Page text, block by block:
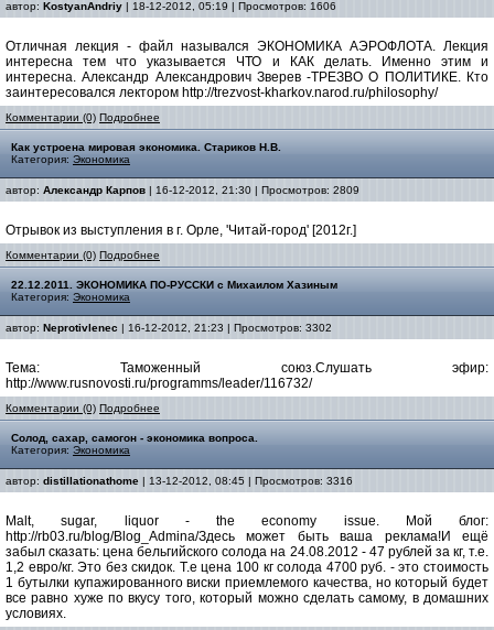
автор: KostyanAndriy | 18-12-2012, 05:19 | Просмотров: 1606
Отличная лекция - файл назывался ЭКОНОМИКА АЭРОФЛОТА. Лекция
интересна тем что указывается ЧТО и КАК делать. Именно этим и
интересна. Александр Александрович Зверев -ТРЕЗВО О ПОЛИТИКЕ. Кто
заинтересовался лектором http://trezvost-kharkov.narod.ru/philosophy/
Комментарии (0) Подробнее
Как устроена мировая экономика. Стариков Н.В.
Категория: Экономика
автор: Александр Карпов | 16-12-2012, 21:30 | Просмотров: 2809
Отрывок из выступления в г. Орле, 'Читай-город' [2012г.]
Комментарии (0) Подробнее
22.12.2011. ЭКОНОМИКА ПО-РУССКИ с Михаилом Хазиным
Категория: Экономика
автор: Neprotivlenec | 16-12-2012, 21:23 | Просмотров: 3302
Тема: Таможенный союз.Слушать эфир:
http://www.rusnovosti.ru/programms/leader/116732/
Комментарии (0) Подробнее
Солод, сахар, самогон - экономика вопроса.
Категория: Экономика
автор: distillationathome | 13-12-2012, 08:45 | Просмотров: 3316
Malt, sugar, liquor - the economy issue. Мой блог:
http://rb03.ru/blog/Blog_Admina/Здесь может быть ваша реклама!И ещё
забыл сказать: цена бельгийского солода на 24.08.2012 - 47 рублей за кг, т.е.
1,2 евро/кг. Это без скидок. Т.е цена 100 кг солода 4700 руб. - это стоимость
1 бутылки купажированного виски приемлемого качества, но который будет
все равно хуже по вкусу того, который можно сделать самому, в домашних
условиях.